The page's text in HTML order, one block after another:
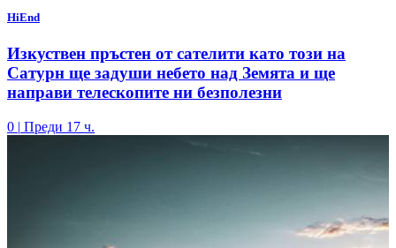
HiEnd
Изкуствен пръстен от сателити като този на
Сатурн ще задуши небето над Земята и ще
направи телескопите ни безполезни
0 | Преди 17 ч.